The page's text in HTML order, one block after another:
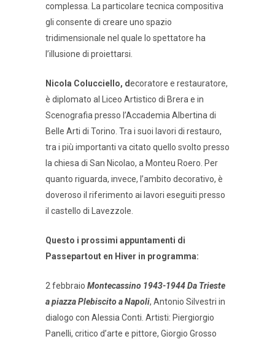
complessa. La particolare tecnica compositiva
gli consente di creare uno spazio
tridimensionale nel quale lo spettatore ha
l’illusione di proiettarsi.
Nicola Colucciello, decoratore e restauratore,
è diplomato al Liceo Artistico di Brera e in
Scenografia presso l’Accademia Albertina di
Belle Arti di Torino. Tra i suoi lavori di restauro,
tra i più importanti va citato quello svolto presso
la chiesa di San Nicolao, a Monteu Roero. Per
quanto riguarda, invece, l’ambito decorativo, è
doveroso il riferimento ai lavori eseguiti presso
il castello di Lavezzole.
Questo i prossimi appuntamenti di
Passepartout en Hiver in programma:
2 febbraio Montecassino 1943-1944 Da Trieste
a piazza Plebiscito a Napoli, Antonio Silvestri in
dialogo con Alessia Conti. Artisti: Piergiorgio
Panelli, critico d’arte e pittore, Giorgio Grosso